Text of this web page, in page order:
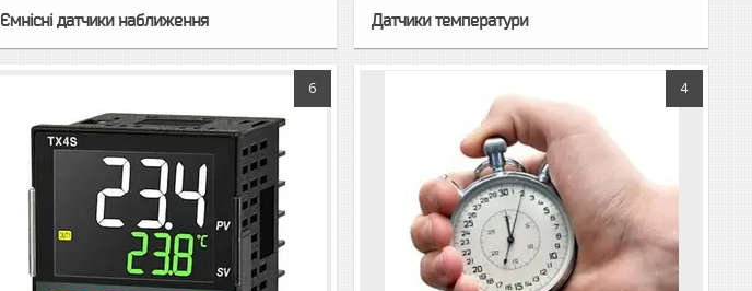
Ємнісні датчики наближення Датчики температури
6 4